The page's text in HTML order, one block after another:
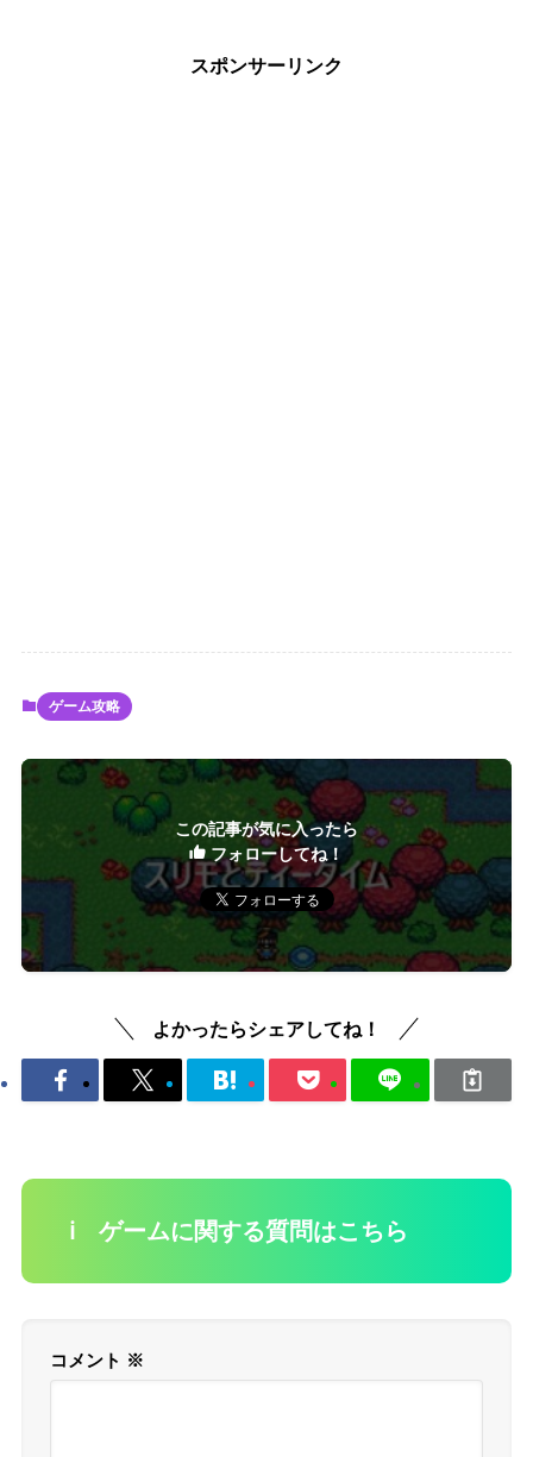
スポンサーリンク
ゲーム攻略
この記事が気に入ったら
フォローしてね！
よかったらシェアしてね！
ℹ️ ゲームに関する質問はこちら
コメント ※